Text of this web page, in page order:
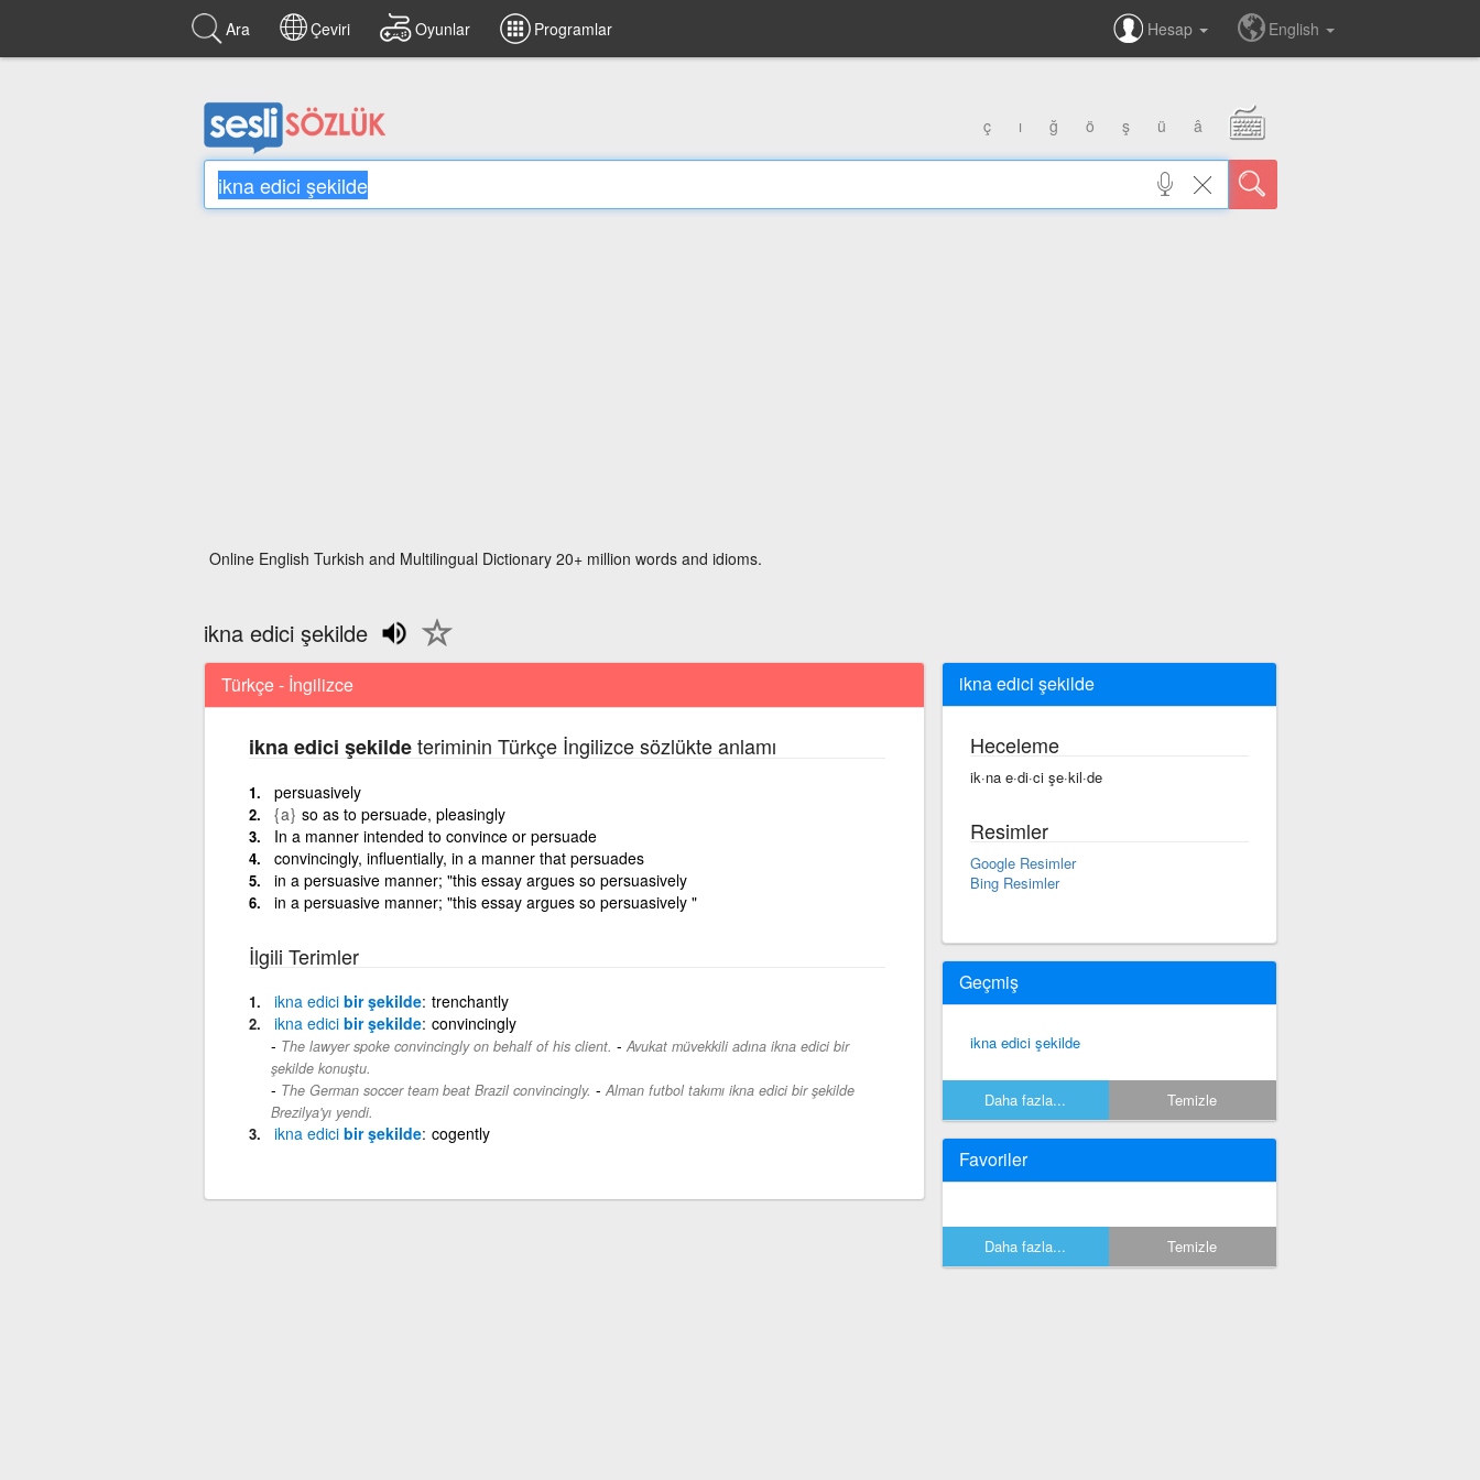
Ara Çeviri Oyunlar Programlar Hesap English
ç ı ğ ö ş ü â
Online English Turkish and Multilingual Dictionary 20+ million words and idioms.
ikna edici şekilde
Türkçe - İngilizce
ikna edici şekildeteriminin Türkçe İngilizce sözlükte anlamı
persuasively
{a} so as to persuade, pleasingly
In a manner intended to convince or persuade
convincingly, influentially, in a manner that persuades
in a persuasive manner; "this essay argues so persuasively
in a persuasive manner; "this essay argues so persuasively "
İlgili Terimler
ikna edicibir şekilde trenchantly
ikna edicibir şekilde convincingly
The lawyer spoke convincingly on behalf of his client. - Avukat müvekkili adına ikna edici bir
şekilde konuştu.
The German soccer team beat Brazil convincingly. - Alman futbol takımı ikna edici bir şekilde
Brezilya'yı yendi.
ikna edicibir şekilde cogently
ikna edici şekilde
Heceleme
ik·na e·di·ci şe·kil·de
Resimler
Google Resimler
Bing Resimler
Geçmiş
ikna edici şekilde
Daha fazla... Temizle
Favoriler
Daha fazla... Temizle